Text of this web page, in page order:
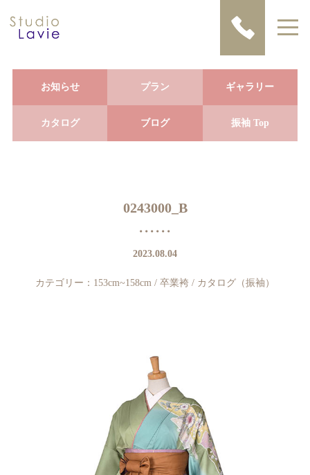
お知らせ プラン ギャラリー
カタログ ブログ 振袖 Top
0243000_B
2023.08.04
カテゴリー： 153cm~158cm / 卒業袴 / カタログ（振袖）